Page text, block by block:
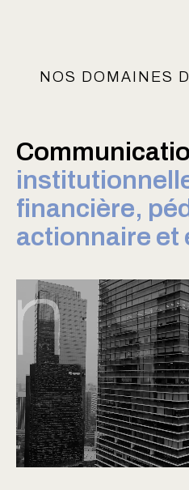
NOS DOMAINES
financière,
actionnaire et